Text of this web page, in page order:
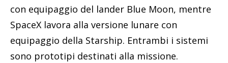
con equipaggio del lander Blue Moon, mentre
SpaceX lavora alla versione lunare con
equipaggio della Starship. Entrambi i sistemi
sono prototipi destinati alla missione.